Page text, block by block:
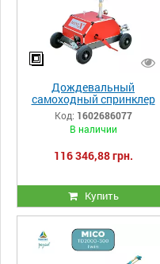
Дождевальный
самоходный спринклер
Irriforce Minix TD1000-100
Код: 1602686077
В наличии
116 346,88 грн.
Купить